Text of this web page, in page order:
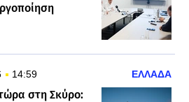
14:59 ΕΛΛΑΔΑ
στη Σκύρο: